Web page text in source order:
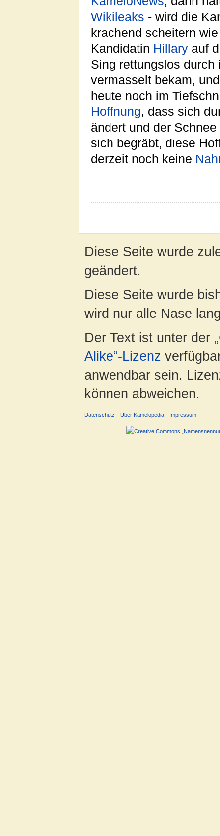
Wikileaks - wird die
krachend scheitern
Kandidatin Hillary auf
Sing rettungslos
vermasselt bekam,
heute noch im
Hoffnung, dass sich
ändert und der
sich begräbt, diese
derzeit noch keine
Diese Seite wurde
geändert.
Diese Seite wurde
wird nur alle Nase
Der Text ist unter der
Alike“-Lizenz
anwendbar sein.
können abweichen.
Datenschutz Über Kamelopedia Impressum